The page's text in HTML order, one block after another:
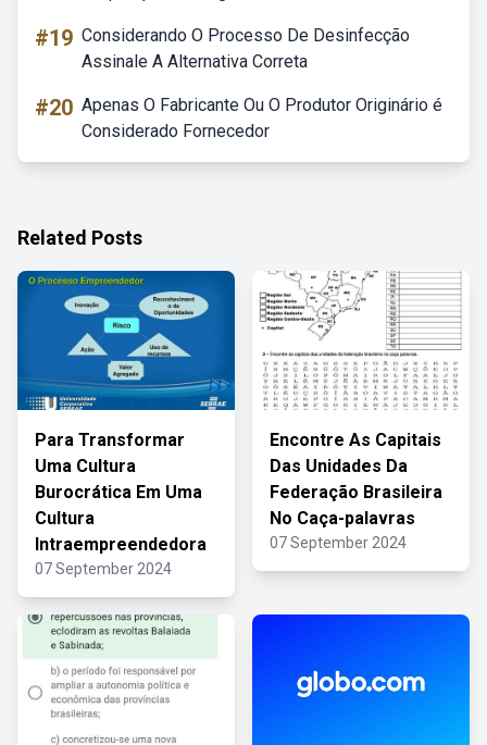
#19 Considerando O Processo De Desinfecção
Assinale A Alternativa Correta
#20 Apenas O Fabricante Ou O Produtor Originário é
Considerado Fornecedor
Related Posts
Para Transformar
Uma Cultura
Burocrática Em Uma
Cultura
Intraempreendedora
07 September 2024
Encontre As Capitais
Das Unidades Da
Federação Brasileira
No Caça-palavras
07 September 2024